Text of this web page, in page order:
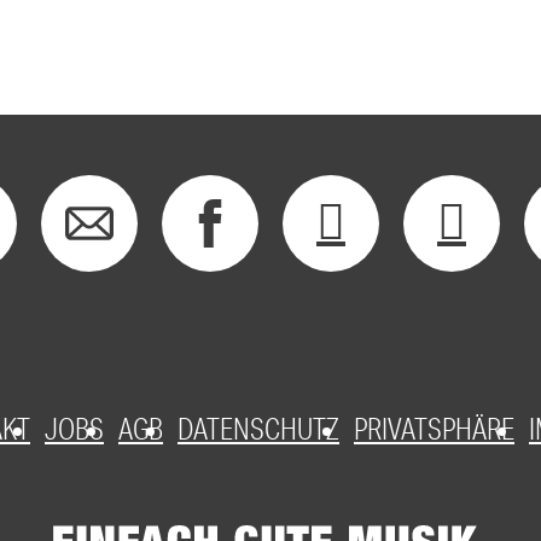
JOBS AGB DATENSCHUTZ PRIVATSPHÄRE